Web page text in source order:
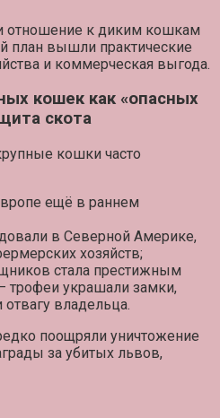
отношение к диким кошкам
план вышли практические
и коммерческая выгода.
кошек как «опасных
скота
кошки часто
ещё в раннем
в Северной Америке,
хозяйств;
стала престижным
трофеи украшали замки,
владельца.
поощряли уничтожение
за убитых львов,